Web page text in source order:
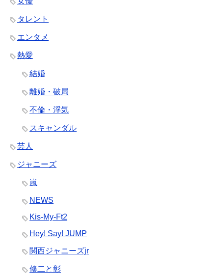
タレント
エンタメ
熱愛
結婚
離婚・破局
不倫・浮気
スキャンダル
芸人
ジャニーズ
嵐
NEWS
Kis-My-Ft2
Hey! Say! JUMP
関西ジャニーズjr
修二と彰